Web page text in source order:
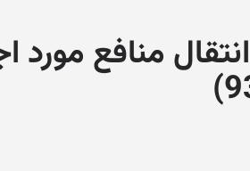
منافع مورد